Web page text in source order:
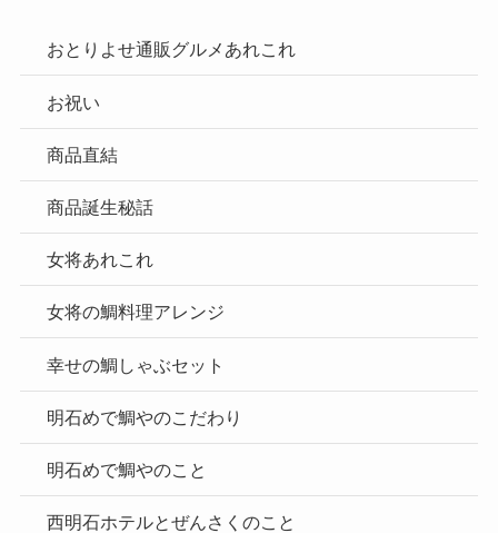
おとりよせ通販グルメあれこれ
お祝い
商品直結
商品誕生秘話
女将あれこれ
女将の鯛料理アレンジ
幸せの鯛しゃぶセット
明石めで鯛やのこだわり
明石めで鯛やのこと
西明石ホテルとぜんさくのこと